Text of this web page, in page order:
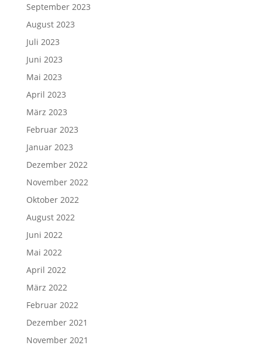
September 2023
August 2023
Juli 2023
Juni 2023
Mai 2023
April 2023
März 2023
Februar 2023
Januar 2023
Dezember 2022
November 2022
Oktober 2022
August 2022
Juni 2022
Mai 2022
April 2022
März 2022
Februar 2022
Dezember 2021
November 2021